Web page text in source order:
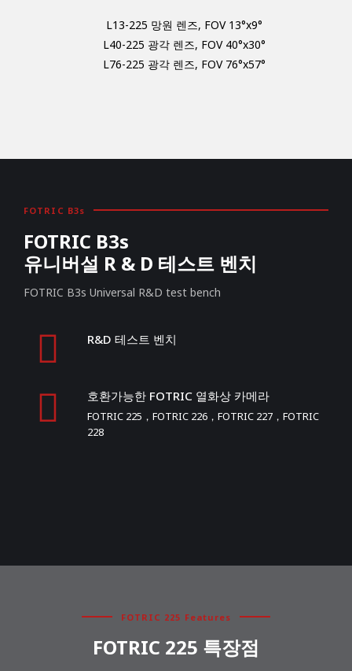
L13-225 망원 렌즈, FOV 13°x9°
L40-225 광각 렌즈, FOV 40°x30°
L76-225 광각 렌즈, FOV 76°x57°
FOTRIC B3s
FOTRIC B3s
유니버설 R & D 테스트 벤치
FOTRIC B3s Universal R&D test bench
R&D 테스트 벤치
호환가능한 FOTRIC 열화상 카메라
FOTRIC 225，FOTRIC 226，FOTRIC 227，FOTRIC
228
FOTRIC 225 Features
FOTRIC 225 특장점